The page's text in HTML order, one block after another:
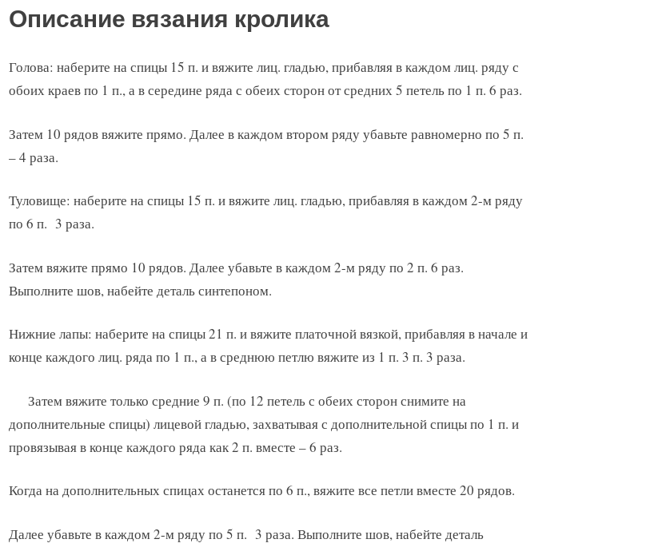
Описание вязания кролика
Голова: наберите на спицы 15 п. и вяжите лиц. гладью, прибавляя в каждом лиц. ряду с
обоих краев по 1 п., а в середине ряда с обеих сторон от средних 5 петель по 1 п. 6 раз.
Затем 10 рядов вяжите прямо. Далее в каждом втором ряду убавьте равномерно по 5 п.
– 4 раза.
Туловище: наберите на спицы 15 п. и вяжите лиц. гладью, прибавляя в каждом 2-м ряду
по 6 п. 3 раза.
Затем вяжите прямо 10 рядов. Далее убавьте в каждом 2-м ряду по 2 п. 6 раз.
Выполните шов, набейте деталь синтепоном.
Нижние лапы: наберите на спицы 21 п. и вяжите платочной вязкой, прибавляя в начале и
конце каждого лиц. ряда по 1 п., а в среднюю петлю вяжите из 1 п. 3 п. 3 раза.
Затем вяжите только средние 9 п. (по 12 петель с обеих сторон снимите на
дополнительные спицы) лицевой гладью, захватывая с дополнительной спицы по 1 п. и
провязывая в конце каждого ряда как 2 п. вместе – 6 раз.
Когда на дополнительных спицах останется по 6 п., вяжите все петли вместе 20 рядов.
Далее убавьте в каждом 2-м ряду по 5 п. 3 раза. Выполните шов, набейте деталь